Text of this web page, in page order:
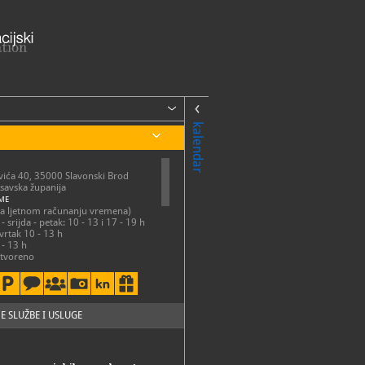
kalendar
40, 35000 Slavonski Brod
županija
ljetnom računanju vremena)
srijda - petak: 10 - 13 i 17 - 19 h
10 - 13 h
13 h
zimskom računanju vremena)
- petak: 10 - 13 i 17 - 19 h
13 h
SLUŽBE I USLUGE